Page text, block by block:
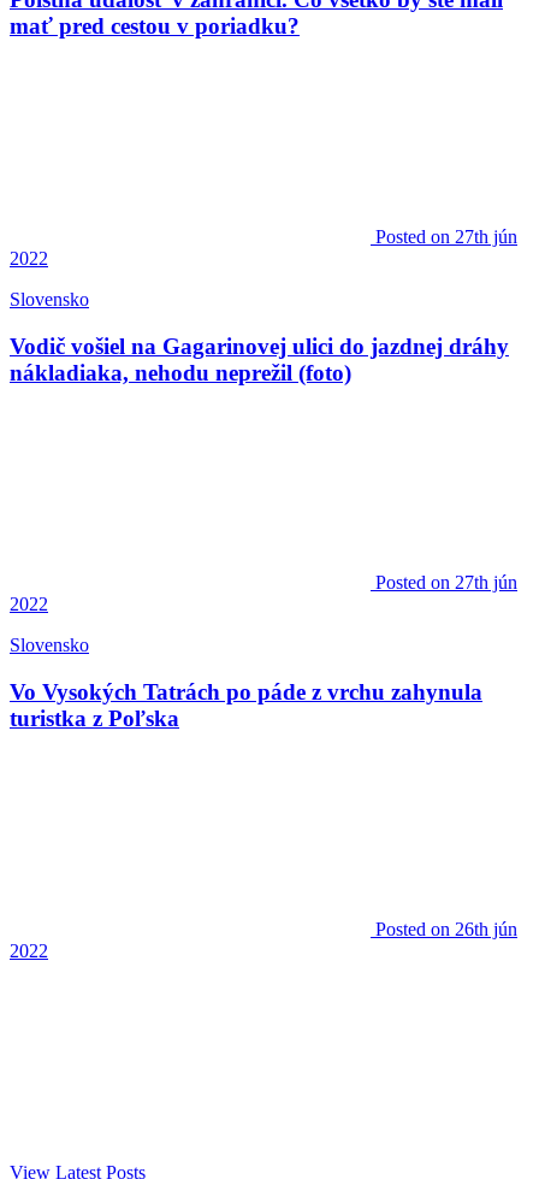
mať pred cestou v poriadku?
Posted on 27th jún
2022
Slovensko
Vodič vošiel na Gagarinovej ulici do jazdnej dráhy
nákladiaka, nehodu neprežil (foto)
Posted on 27th jún
2022
Slovensko
Vo Vysokých Tatrách po páde z vrchu zahynula
turistka z Poľska
Posted on 26th jún
2022
View Latest Posts